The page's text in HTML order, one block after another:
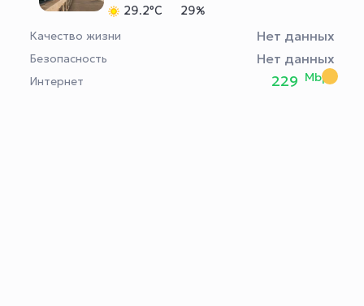
29.2°C 29%
Качество жизни Нет данных
Безопасность Нет данных
Интернет 229 Mbps